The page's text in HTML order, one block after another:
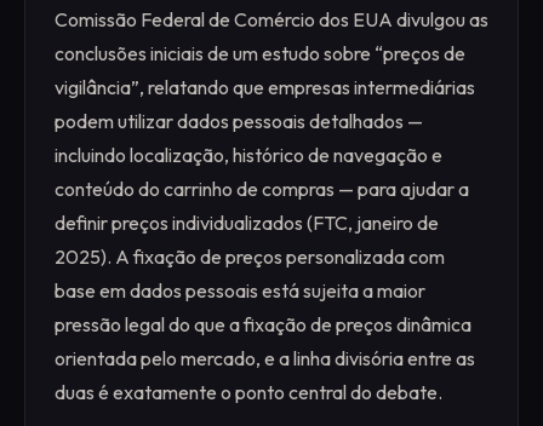
Comissão Federal de Comércio dos EUA divulgou as
conclusões iniciais de um estudo sobre “preços de
vigilância”, relatando que empresas intermediárias
podem utilizar dados pessoais detalhados —
incluindo localização, histórico de navegação e
conteúdo do carrinho de compras — para ajudar a
definir preços individualizados (FTC, janeiro de
2025). A fixação de preços personalizada com
base em dados pessoais está sujeita a maior
pressão legal do que a fixação de preços dinâmica
orientada pelo mercado, e a linha divisória entre as
duas é exatamente o ponto central do debate.